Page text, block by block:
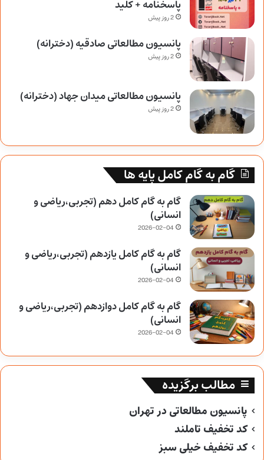
پاسخنامه + کلید
2 روز پیش
پانسیون مطالعاتی صادقیه (دخترانه)
2 روز پیش
پانسیون مطالعاتی میدان جهاد (دخترانه)
2 روز پیش
گام به گام کامل پایه ها
گام به گام کامل دهم (تجربی،ریاضی و
انسانی)
2026-02-04
گام به گام کامل یازدهم (تجربی،ریاضی و
انسانی)
2026-02-04
گام به گام کامل دوازدهم (تجربی،ریاضی و
انسانی)
2026-02-04
مطالب برگزیده
پانسیون مطالعاتی در تهران
کد تخفیف تاملند
کد تخفیف خیلی سبز